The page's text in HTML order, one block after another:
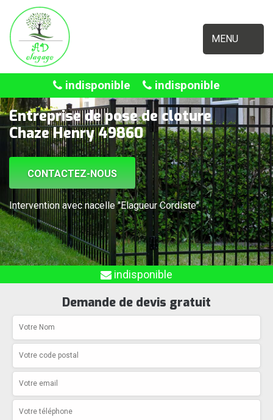
MENU
indisponible indisponible
Entreprise de pose de cloture
Chaze Henry 49860
CONTACTEZ-NOUS
Intervention avec nacelle "Elagueur Cordiste"
indisponible
Demande de devis gratuit